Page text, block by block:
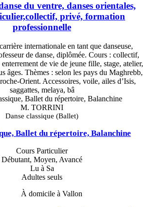
du ventre, danses orientales,
privé, formation
professionnelle
internationale en tant que danseuse,
de danse, diplômée. Cours : collectif,
de vie de jeune fille, stage, atelier,
âges. Thèmes : selon les pays du Maghrebb,
Orient. Accessoires, voile, ailes d’Isis,
saggattes, melaya, bâ
M. TORRINI
Danse classique (Ballet)
Ballet du répertoire, Balanchine
Cours Particulier
Débutant, Moyen, Avancé
Lu à Sa
Adultes seuls
À domicile à Vallon